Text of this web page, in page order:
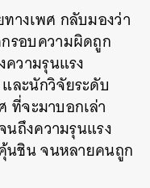
างเพศ กลับมองว่า
รอบความผิดถูก
วามรุนแรง
ละนักวิจัยระดับ
ที่จะมาบอกเล่า
ถึงความรุนแรง
นชิน จนหลายคนถูก